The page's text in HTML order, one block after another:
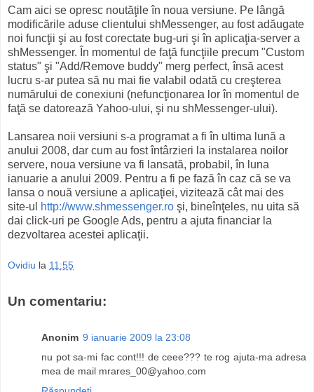
Cam aici se opresc noutăţile în noua versiune. Pe lângă
modificările aduse clientului shMessenger, au fost adăugate
noi funcţii şi au fost corectate bug-uri şi în aplicaţia-server a
shMessenger. În momentul de faţă funcţiile precum "Custom
status" şi "Add/Remove buddy" merg perfect, însă acest
lucru s-ar putea să nu mai fie valabil odată cu creşterea
numărului de conexiuni (nefuncţionarea lor în momentul de
faţă se datorează Yahoo-ului, şi nu shMessenger-ului).
Lansarea noii versiuni s-a programat a fi în ultima lună a
anului 2008, dar cum au fost întârzieri la instalarea noilor
servere, noua versiune va fi lansată, probabil, în luna
ianuarie a anului 2009. Pentru a fi pe fază în caz că se va
lansa o nouă versiune a aplicaţiei, vizitează cât mai des
site-ul
http://www.shmessenger.ro şi, bineînţeles, nu uita să
dai click-uri pe Google Ads, pentru a ajuta financiar la
dezvoltarea acestei aplicaţii.
Ovidiu la 11:55
Un comentariu:
Anonim 9 ianuarie 2009 la 23:08
nu pot sa-mi fac cont!!! de ceee??? te rog ajuta-ma adresa
mea de mail mrares_00@yahoo.com